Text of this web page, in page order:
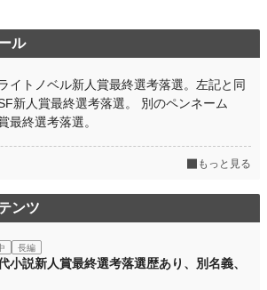
ル
イトノベル新人賞最終選考落選。左記と同
新人賞最終選考落選。 別のペンネーム
最終選考落選。
もっと見る
ンツ
長編
小説新人賞最終選考落選歴あり、別名義、